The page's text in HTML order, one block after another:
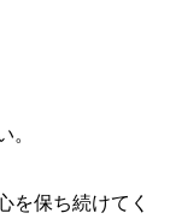
。
を保ち続けてく